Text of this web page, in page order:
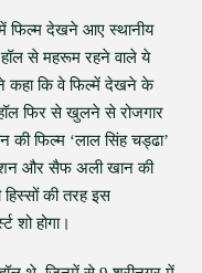
में फिल्म देखने आए स्थानीय
से महरूम रहने वाले ये
कि वे फिल्में देखने के
फिर से खुलने से रोजगार
फिल्म ‘लाल सिंह चड्ढा’
और सैफ अली खान की
की तरह इस
शो होगा।